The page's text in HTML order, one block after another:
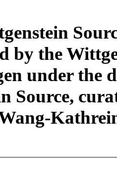
by the
under the
Source,